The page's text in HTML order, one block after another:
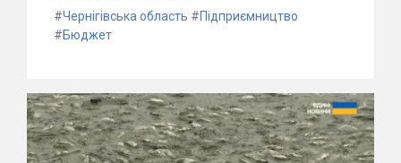
#Чернігівська область #Підприємництво
#Бюджет